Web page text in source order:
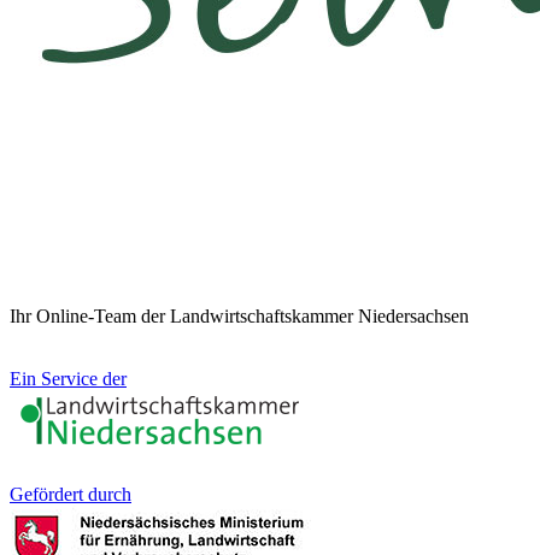
Ihr Online-Team der Landwirtschaftskammer Niedersachsen
Ein Service der
Gefördert durch